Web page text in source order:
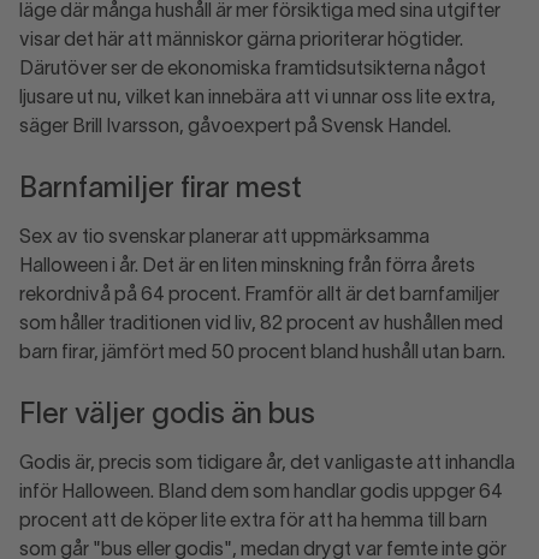
läge där många hushåll är mer försiktiga med sina utgifter
visar det här att människor gärna prioriterar högtider.
Därutöver ser de ekonomiska framtidsutsikterna något
ljusare ut nu, vilket kan innebära att vi unnar oss lite extra,
säger Brill Ivarsson, gåvoexpert på Svensk Handel.
Barnfamiljer firar mest
Sex av tio svenskar planerar att uppmärksamma
Halloween i år. Det är en liten minskning från förra årets
rekordnivå på 64 procent. Framför allt är det barnfamiljer
som håller traditionen vid liv, 82 procent av hushållen med
barn firar, jämfört med 50 procent bland hushåll utan barn.
Fler väljer godis än bus
Godis är, precis som tidigare år, det vanligaste att inhandla
inför Halloween. Bland dem som handlar godis uppger 64
procent att de köper lite extra för att ha hemma till barn
som går "bus eller godis", medan drygt var femte inte gör